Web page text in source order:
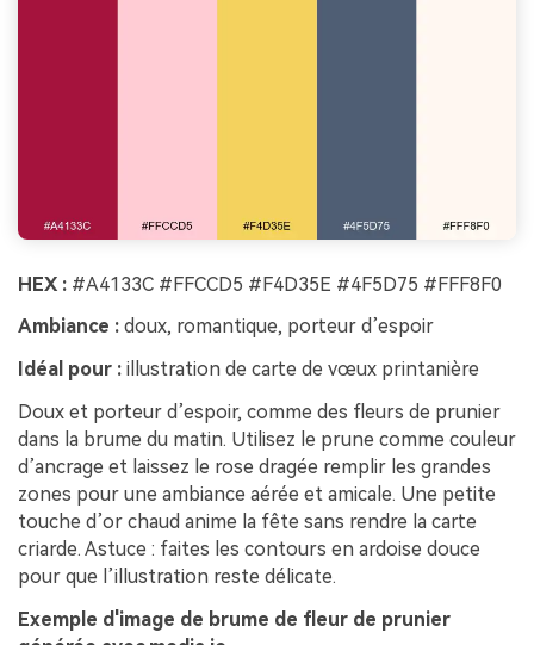
HEX : #A4133C #FFCCD5 #F4D35E #4F5D75 #FFF8F0
Ambiance : doux, romantique, porteur d’espoir
Idéal pour : illustration de carte de vœux printanière
Doux et porteur d’espoir, comme des fleurs de prunier
dans la brume du matin. Utilisez le prune comme couleur
d’ancrage et laissez le rose dragée remplir les grandes
zones pour une ambiance aérée et amicale. Une petite
touche d’or chaud anime la fête sans rendre la carte
criarde. Astuce : faites les contours en ardoise douce
pour que l’illustration reste délicate.
Exemple d'image de brume de fleur de prunier